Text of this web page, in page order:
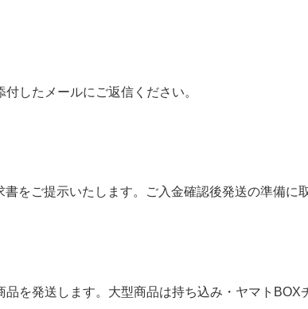
したメールにご返信ください。
書をご提示いたします。ご入金確認後発送の準備に
品を発送します。大型商品は持ち込み・ヤマトBOX